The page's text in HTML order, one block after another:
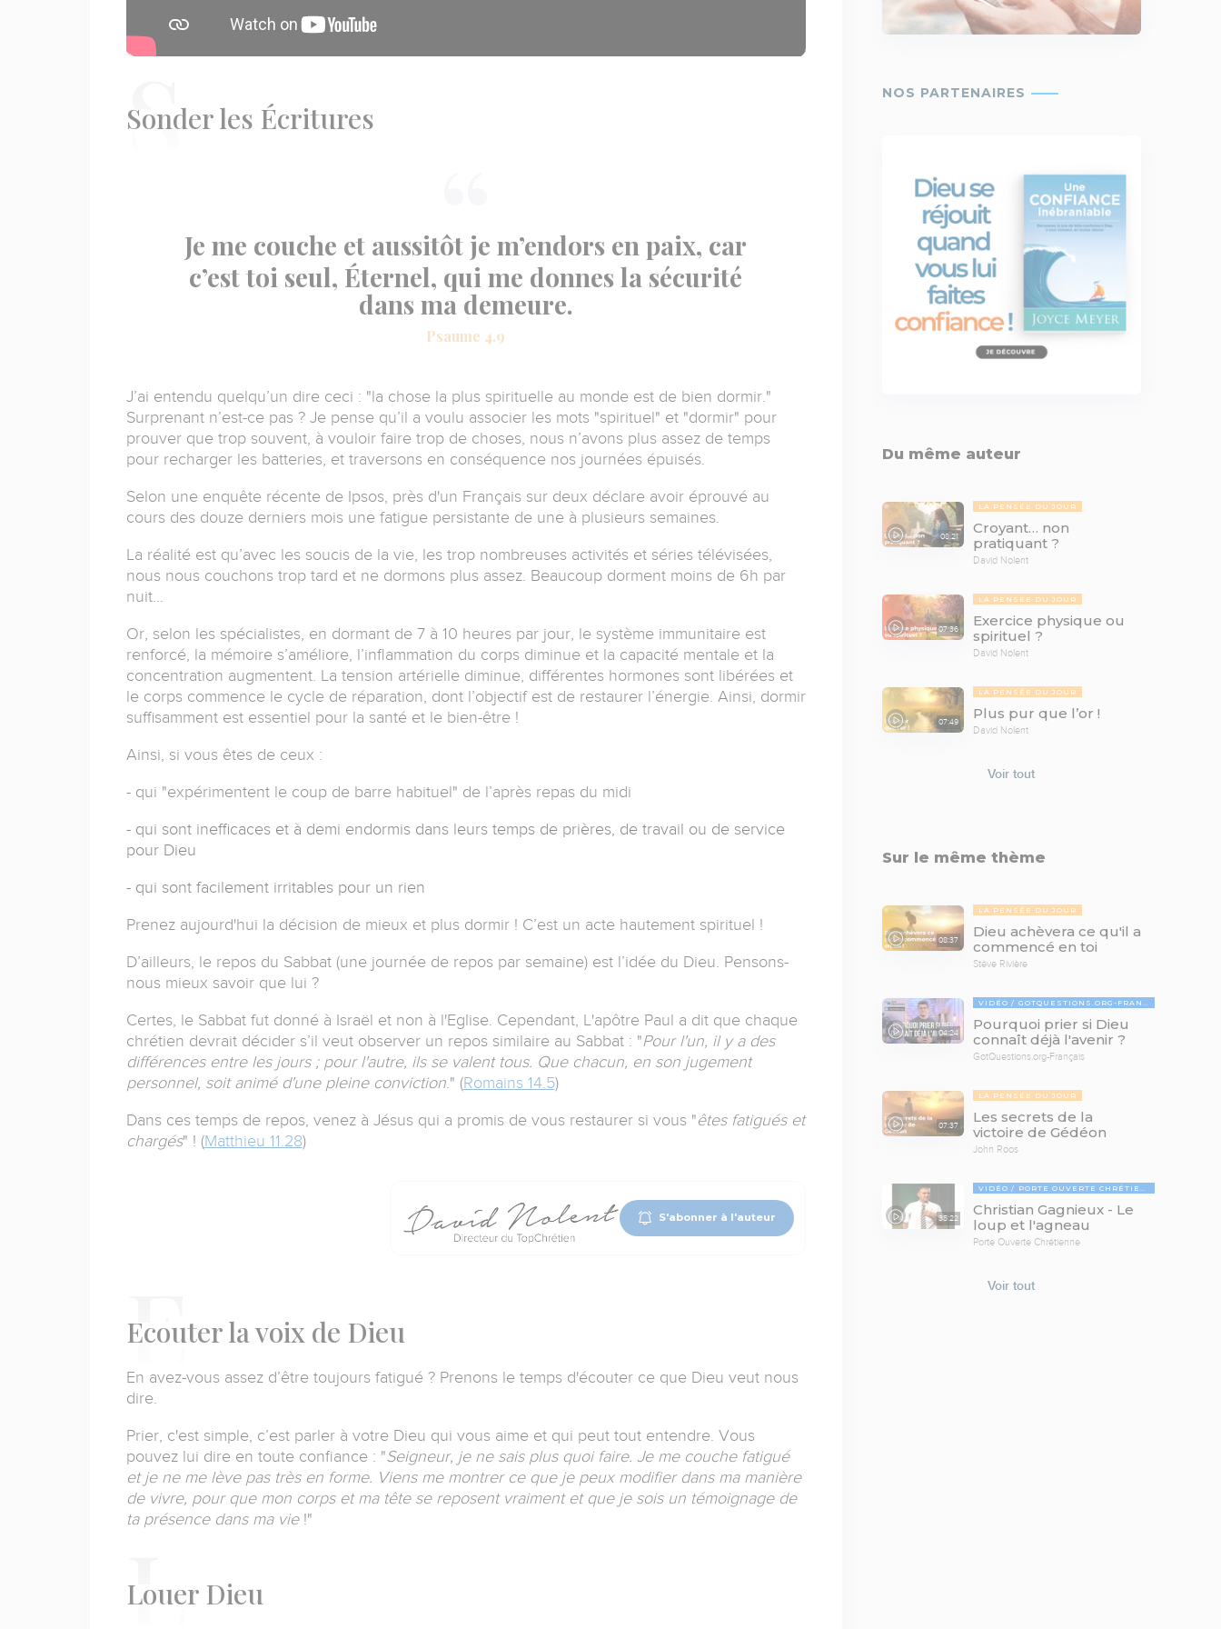
Sonder les Écritures
Je me couche et aussitôt je m’endors en paix, car
c’est toi seul, Éternel, qui me donnes la sécurité
dans ma demeure.
Psaume 4.9
J’ai entendu quelqu’un dire ceci : "la chose la plus spirituelle au monde est de bien dormir."
Surprenant n’est-ce pas ? Je pense qu’il a voulu associer les mots "spirituel" et "dormir" pour
prouver que trop souvent, à vouloir faire trop de choses, nous n’avons plus assez de temps
pour recharger les batteries, et traversons en conséquence nos journées épuisés.
Selon une enquête récente de Ipsos, près d'un Français sur deux déclare avoir éprouvé au
cours des douze derniers mois une fatigue persistante de une à plusieurs semaines.
La réalité est qu’avec les soucis de la vie, les trop nombreuses activités et séries télévisées,
nous nous couchons trop tard et ne dormons plus assez. Beaucoup dorment moins de 6h par
nuit…
Or, selon les spécialistes, en dormant de 7 à 10 heures par jour, le système immunitaire est
renforcé, la mémoire s’améliore, l’inflammation du corps diminue et la capacité mentale et la
concentration augmentent. La tension artérielle diminue, différentes hormones sont libérées et
le corps commence le cycle de réparation, dont l’objectif est de restaurer l’énergie. Ainsi, dormir
suffisamment est essentiel pour la santé et le bien-être !
Ainsi, si vous êtes de ceux :
- qui "expérimentent le coup de barre habituel" de l’après repas du midi
- qui sont inefficaces et à demi endormis dans leurs temps de prières, de travail ou de service
pour Dieu
- qui sont facilement irritables pour un rien
Prenez aujourd'hui la décision de mieux et plus dormir ! C’est un acte hautement spirituel !
D’ailleurs, le repos du Sabbat (une journée de repos par semaine) est l’idée du Dieu. Pensons-
nous mieux savoir que lui ?
Certes, le Sabbat fut donné à Israël et non à l'Eglise. Cependant, L'apôtre Paul a dit que chaque
chrétien devrait décider s’il veut observer un repos similaire au Sabbat : "Pour l'un, il y a des
différences entre les jours ; pour l'autre, ils se valent tous. Que chacun, en son jugement
personnel, soit animé d'une pleine conviction." (Romains 14.5)
Dans ces temps de repos, venez à Jésus qui a promis de vous restaurer si vous "êtes fatigués et
chargés" ! (Matthieu 11.28)
S'abonner à l'auteur
Ecouter la voix de Dieu
En avez-vous assez d’être toujours fatigué ? Prenons le temps d'écouter ce que Dieu veut nous
dire.
Prier, c'est simple, c’est parler à votre Dieu qui vous aime et qui peut tout entendre. Vous
pouvez lui dire en toute confiance : "Seigneur, je ne sais plus quoi faire. Je me couche fatigué
et je ne me lève pas très en forme. Viens me montrer ce que je peux modifier dans ma manière
de vivre, pour que mon corps et ma tête se reposent vraiment et que je sois un témoignage de
ta présence dans ma vie!"
Louer Dieu
Du même auteur
08:21
LA PENSÉE DU JOUR
Croyant… non
pratiquant ?
David Nolent
07:36
LA PENSÉE DU JOUR
Exercice physique ou
spirituel ?
David Nolent
07:49
LA PENSÉE DU JOUR
Plus pur que l’or !
David Nolent
Voir tout
Sur le même thème
08:37
LA PENSÉE DU JOUR
Dieu achèvera ce qu'il a
commencé en toi
Stève Rivière
04:24
VIDÉO GOTQUESTIONS.ORG-FRANÇAIS
Pourquoi prier si Dieu
connaît déjà l'avenir ?
GotQuestions.org-Français
07:37
LA PENSÉE DU JOUR
Les secrets de la
victoire de Gédéon
John Roos
35:22
VIDÉO PORTE OUVERTE CHRÉTIENNE
Christian Gagnieux - Le
loup et l'agneau
Porte Ouverte Chrétienne
Voir tout